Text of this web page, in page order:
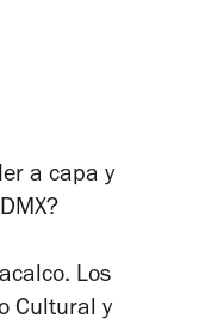
a capa y
Los
Cultural y